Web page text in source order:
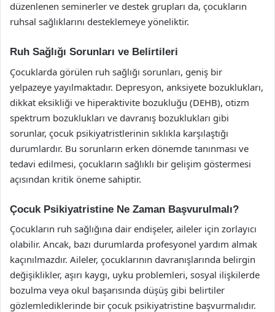
düzenlenen seminerler ve destek grupları da, çocukların
ruhsal sağlıklarını desteklemeye yöneliktir.
Ruh Sağlığı Sorunları ve Belirtileri
Çocuklarda görülen ruh sağlığı sorunları, geniş bir
yelpazeye yayılmaktadır. Depresyon, anksiyete bozuklukları,
dikkat eksikliği ve hiperaktivite bozukluğu (DEHB), otizm
spektrum bozuklukları ve davranış bozuklukları gibi
sorunlar, çocuk psikiyatristlerinin sıklıkla karşılaştığı
durumlardır. Bu sorunların erken dönemde tanınması ve
tedavi edilmesi, çocukların sağlıklı bir gelişim göstermesi
açısından kritik öneme sahiptir.
Çocuk Psikiyatristine Ne Zaman Başvurulmalı?
Çocukların ruh sağlığına dair endişeler, aileler için zorlayıcı
olabilir. Ancak, bazı durumlarda profesyonel yardım almak
kaçınılmazdır. Aileler, çocuklarının davranışlarında belirgin
değişiklikler, aşırı kaygı, uyku problemleri, sosyal ilişkilerde
bozulma veya okul başarısında düşüş gibi belirtiler
gözlemlediklerinde bir çocuk psikiyatristine başvurmalıdır.